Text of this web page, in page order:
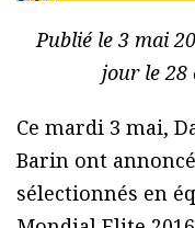
Publié le 3 mai
jour le 28
Ce mardi 3 mai,
Barin ont
sélectionnés en